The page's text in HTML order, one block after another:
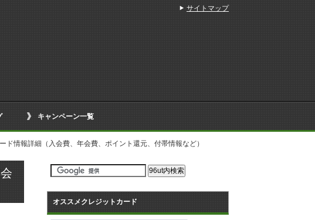
キャンペーン一覧
ド情報詳細（入会費、年会費、ポイント還元、付帯情報など）
オススメクレジットカード
サイトマップ